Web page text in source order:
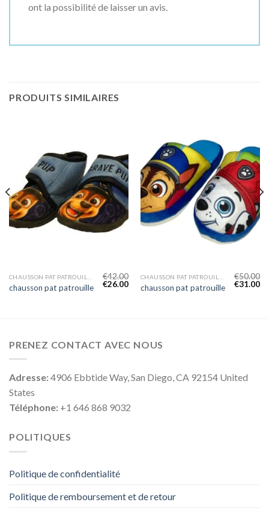
ont la possibilité de laisser un avis.
PRODUITS SIMILAIRES
chausson pat patrouille
€42.00
€26.00 chausson pat patrouille
€50.00
€31.00
PRENEZ CONTACT AVEC NOUS
Adresse:4906 Ebbtide Way, San Diego, CA 92154 United
States
Téléphone: +1 646 868 9032
POLITIQUES
Politique de confidentialité
Politique de remboursement et de retour